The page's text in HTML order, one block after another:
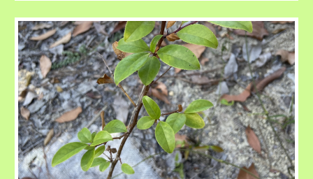
學名
Photinia benthamiana
花期：3 - 5 月
果期：7 - 12 月